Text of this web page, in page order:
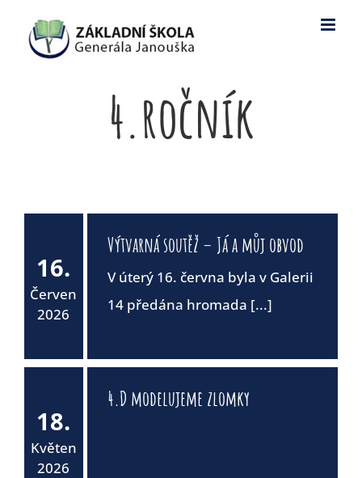
4.ročník
16.
Červen
2026
Výtvarná soutěž – Já a můj obvod
V úterý 16. června byla v Galerii
14 předána hromada [...]
18.
Květen
2026
4.D modelujeme zlomky